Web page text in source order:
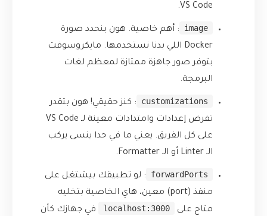
VS Code.
image
: أهم خاصية. هون بنحدد صورة
Docker اللي بدنا نستخدمها. مايكروسوفت
بتوفر صور جاهزة ممتازة لمعظم لغات
البرمجة.
customizations
: كنز حقيقي! هون بتقدر
تفرض إعدادات وامتدادات معينة لـ VS Code
على كل الفريق. يعني ما في حدا ينسى يركب
الـ Linter أو الـ Formatter.
forwardPorts
: لو تطبيقك بيشتغل على
منفذ (port) معين، هاي الخاصية بتخليه
متاح على
localhost:3000
في جهازك كأن